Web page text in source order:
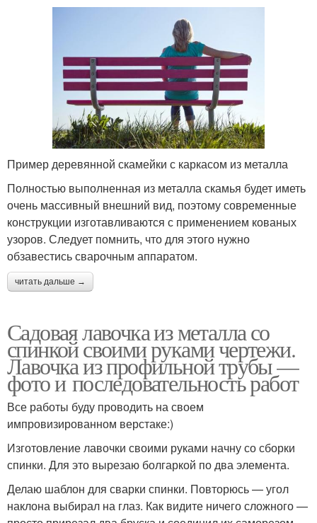
Пример деревянной скамейки с каркасом из металла
Полностью выполненная из металла скамья будет иметь
очень массивный внешний вид, поэтому современные
конструкции изготавливаются с применением кованых
узоров. Следует помнить, что для этого нужно
обзавестись сварочным аппаратом.
читать дальше →
Садовая лавочка из металла со
спинкой своими руками чертежи.
Лавочка из профильной трубы —
фото и последовательность работ
Все работы буду проводить на своем
импровизированном верстаке:)
Изготовление лавочки своими руками начну со сборки
спинки. Для это вырезаю болгаркой по два элемента.
Делаю шаблон для сварки спинки. Повторюсь — угол
наклона выбирал на глаз. Как видите ничего сложного —